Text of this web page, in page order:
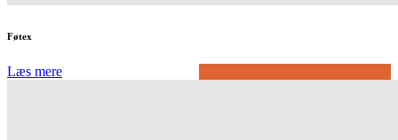
Føtex
Læs mere